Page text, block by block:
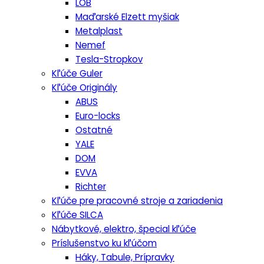
Maďarské Elzett myšiak
Metalplast
Nemef
Tesla-Stropkov
Kľúče Guler
Kľúče Originály
ABUS
Euro-locks
Ostatné
YALE
DOM
EVVA
Richter
Kľúče pre pracovné stroje a zariadenia
Kľúče SILCA
Nábytkové, elektro, špecial kľúče
Príslušenstvo ku kľúčom
Háky, Tabule, Prípravky